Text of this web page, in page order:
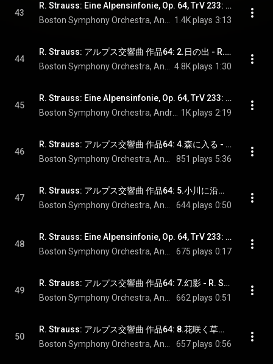
43
R. Strauss: Eine Alpensinfonie, Op. 64, TrV 233: No. 1, Nacht
1.4K plays 3:13
44
R. Strauss: アルプス交響曲 作品64: 2.日の出 - R. Strauss: Eine Alpensinfonie, Op. 64, TrV 233: No. 2, Sonnenaufgang
4.8K plays 1:30
45
R. Strauss: Eine Alpensinfonie, Op. 64, TrV 233: No. 3, Der Anstieg
1K plays 2:19
46
R. Strauss: アルプス交響曲 作品64: 4.森に入る - R. Strauss: Eine Alpensinfonie, Op. 64, TrV 233: No. 4, Eintritt in den Wald
851 plays 5:36
47
R. Strauss: アルプス交響曲 作品64: 5.小川に沿って歩む - R. Strauss: Eine Alpensinfonie, Op. 64, TrV 233: No. 5, Wanderung neben dem Bache
644 plays 0:50
48
R. Strauss: Eine Alpensinfonie, Op. 64, TrV 233: No. 6, Am Wasserfall
675 plays 0:17
49
R. Strauss: アルプス交響曲 作品64: 7.幻影 - R. Strauss: Eine Alpensinfonie, Op. 64, TrV 233: No. 7, Erscheinung
662 plays 0:51
50
R. Strauss: アルプス交響曲 作品64: 8.花咲く草原へ - R. Strauss: Eine Alpensinfonie, Op. 64, TrV 233: No. 8, Auf blumige Wiesen
657 plays 0:56